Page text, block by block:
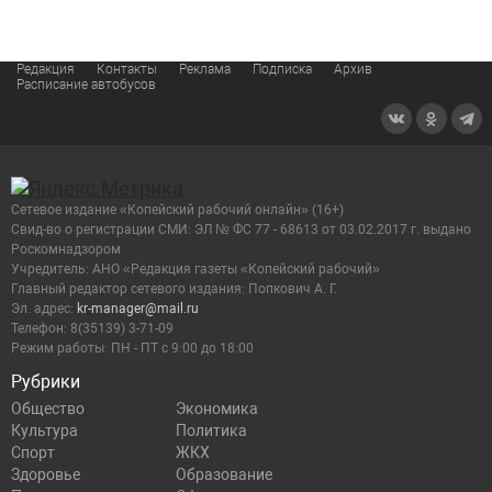
Редакция Контакты Реклама Подписка
Архив
Расписание автобусов
Рубрики
Общество
Экономика
Культура
Политика
Спорт
ЖКХ
Здоровье
Образование
Сетевое издание «Копейский рабочий онлайн» (16+)
Cвид-во о регистрации СМИ: ЭЛ № ФС 77 - 68613 от 03.02.2017 г. выдано
Роскомнадзором
Учредитель: АНО «Редакция газеты «Копейский рабочий»
Главный редактор сетевого издания: Попкович А. Г.
Эл. адрес: kr-manager@mail.ru
Телефон: 8(35139) 3-71-09
Режим работы: ПН - ПТ с 9:00 до 18:00